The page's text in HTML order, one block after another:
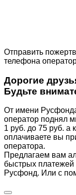
Отправить
телефона
Дорогие
Будьте
От имени
оператор поднял
1 руб. до 75 руб. а
оплачиваете вы
оператора.
Предлагаем вам
быстрых
Русфонд. Или с